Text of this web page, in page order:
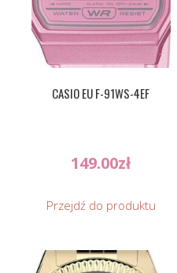
CASIO EU F-91WS-4EF
149.00zł
Przejdź do produktu